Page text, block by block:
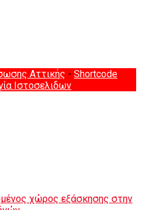
Αττικής - Shortcode
Ιστοσελιδων
χώρος εξάσκησης στην